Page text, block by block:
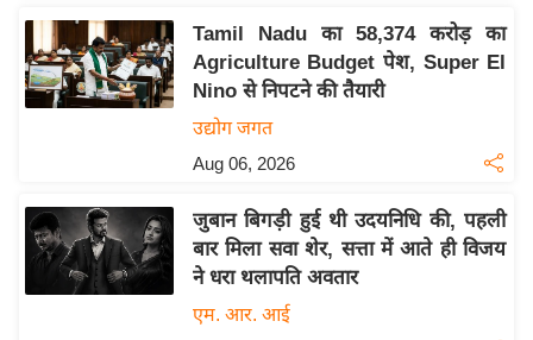
L
2
0
2
इ
म
Tamil Nadu का 58,374 करोड़ का
Agriculture Budget पेश, Super El
Nino से निपटने की तैयारी
उद्योग जगत
Aug 06, 2026
जुबान बिगड़ी हुई थी उदयनिधि की, पहली
बार मिला सवा शेर, सत्ता में आते ही विजय
ने धरा थलापति अवतार
एम. आर. आई